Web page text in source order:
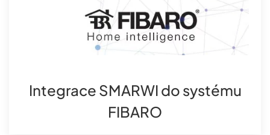
Integrace SMARWI do systému
FIBARO